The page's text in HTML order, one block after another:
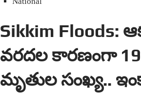
Sikkim Floods:
వరదల కారణంగా
మృతుల సంఖ్య..